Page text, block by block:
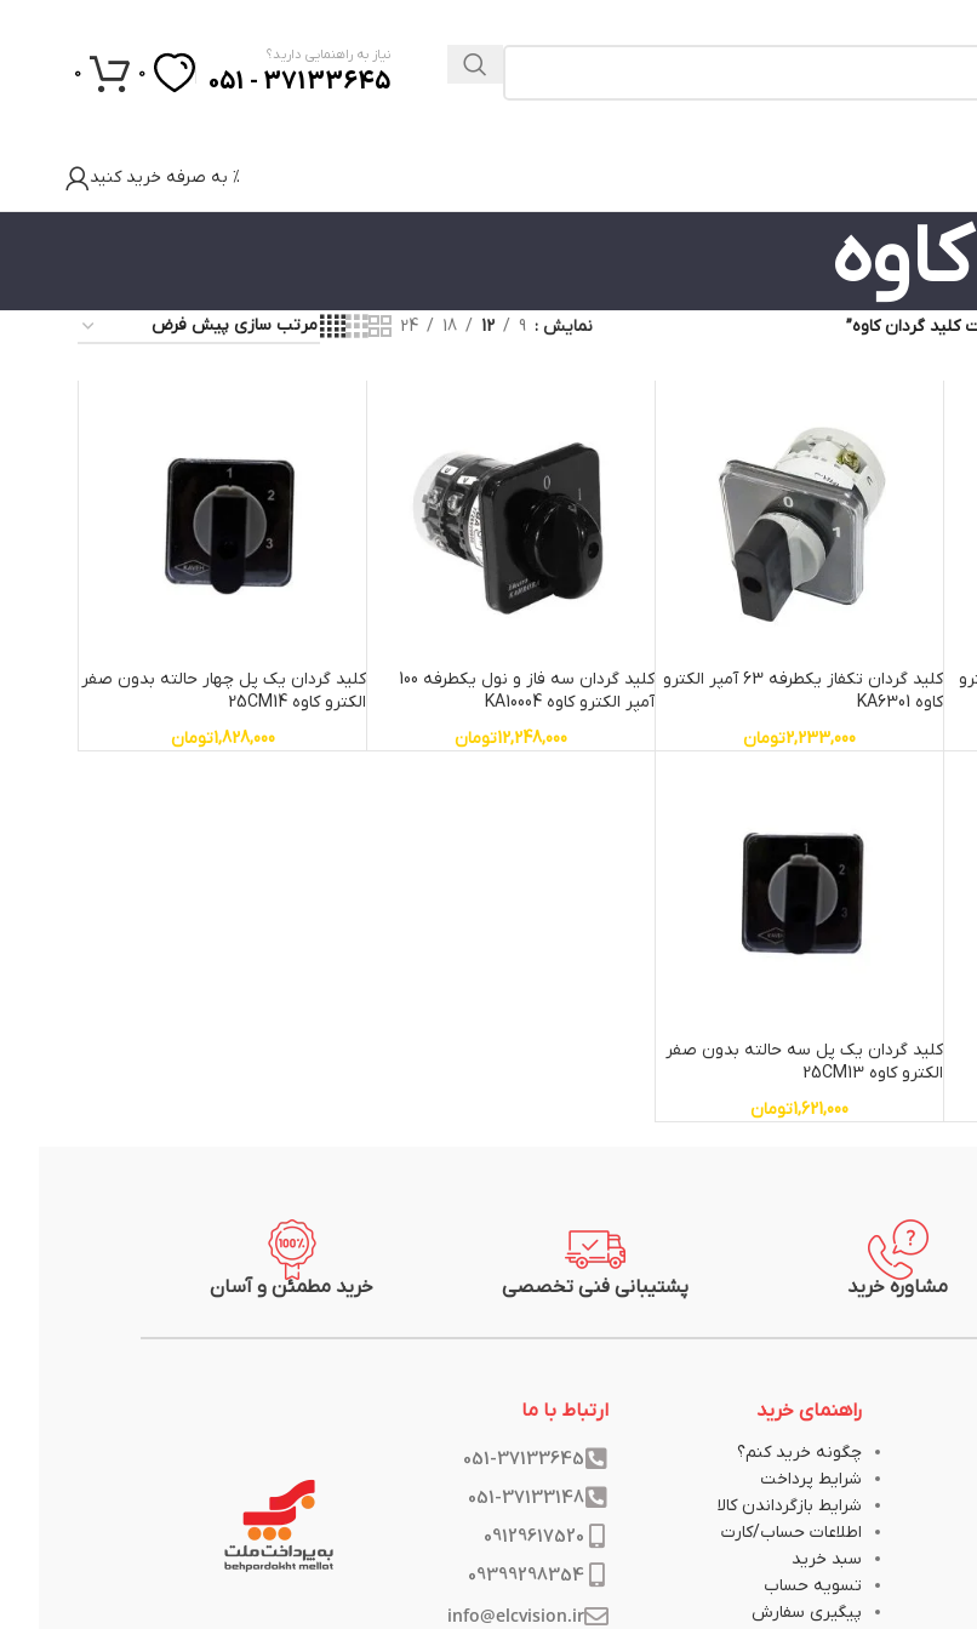
نیاز به راهنمایی دارید؟
37133645 - 051
0
0
% به صرفه خرید کنید
گردان کاوه” نمایش 9
12
18
24
الکترو
کلید گردان تکفاز یکطرفه 63 آمپر الکترو
کاوه KA6301
2,233,000تومان
کلید گردان سه فاز و نول یکطرفه 100
آمپر الکترو کاوه KA10004
12,248,000تومان
کلید گردان یک پل چهار حالته بدون صفر
الکترو کاوه 25CM14
1,828,000تومان
کلید گردان یک پل سه حالته بدون صفر
الکترو کاوه 25CM13
1,621,000تومان
مشاوره خرید پشتیبانی فنی تخصصی خرید مطمئن و آسان
راهنمای خرید
چگونه خرید کنم؟
شرایط پرداخت
شرایط بازگرداندن کالا
اطلاعات حساب/کارت
سبد خرید
تسویه حساب
پیگیری سفارش
ارتباط با ما
051-37133645
051-37133148
09129617520
09399298354
info@elcvision.ir